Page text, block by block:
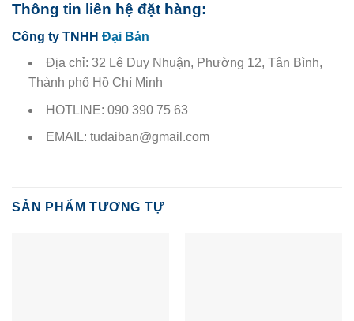
Thông tin liên hệ đặt hàng:
Công ty TNHH Đại Bản
Địa chỉ: 32 Lê Duy Nhuận, Phường 12, Tân Bình,
Thành phố Hồ Chí Minh
HOTLINE: 090 390 75 63
EMAIL: tudaiban@gmail.com
SẢN PHẨM TƯƠNG TỰ